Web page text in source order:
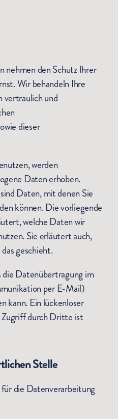
nehmen den Schutz Ihrer
Wir behandeln Ihre
vertraulich und
dieser
werden
Daten erhoben.
Daten, mit denen Sie
können. Die vorliegende
welche Daten wir
Sie erläutert auch,
geschieht.
die Datenübertragung im
per E-Mail)
kann. Ein lückenloser
durch Dritte ist
Stelle
die Datenverarbeitung